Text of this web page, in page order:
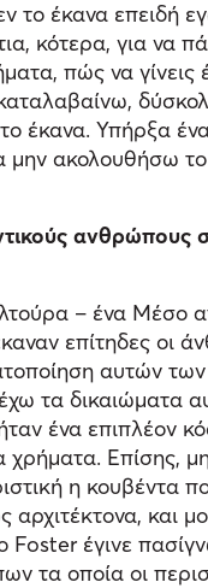
έκανα επειδή
κότερα, για να
πώς να γίνεις
έκανα. Υπήρξα
ακολουθήσω
ανθρώπους
– ένα Μέσο
επίτηδες οι
αυτών
τα δικαιώματα
ένα επιπλέον
Επίσης,
η κουβέντα
και
έγινε
τα οποία οι